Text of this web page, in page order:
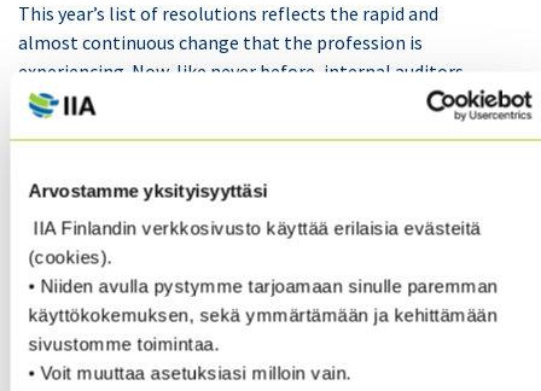
Arvostamme yksityisyyttäsi
IIA Finlandin verkkosivusto käyttää erilaisia evästeitä
(cookies).
• Niiden avulla pystymme tarjoamaan sinulle paremman
käyttökokemuksen, sekä ymmärtämään ja kehittämään
sivustomme toimintaa.
• Voit muuttaa asetuksiasi milloin vain.
This year’s list of resolutions reflects the rapid and
almost continuous change that the profession is
experiencing. Now, like never before, internal auditors
must be aware, attuned, agile, innovative, courageous,
Top 5 Resolutions for 2019:
1 Keep your head out of the sand and take on difficult risks.
2 If you see something, say something.